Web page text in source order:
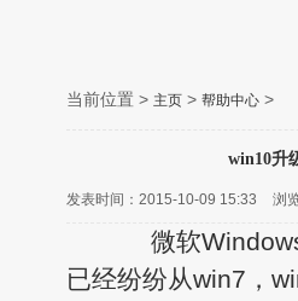
当前位置 > 主页 > 帮助中心 >
win10升
发表时间：2015-10-09 15:33 浏
微软Windows
已经纷纷从win7，